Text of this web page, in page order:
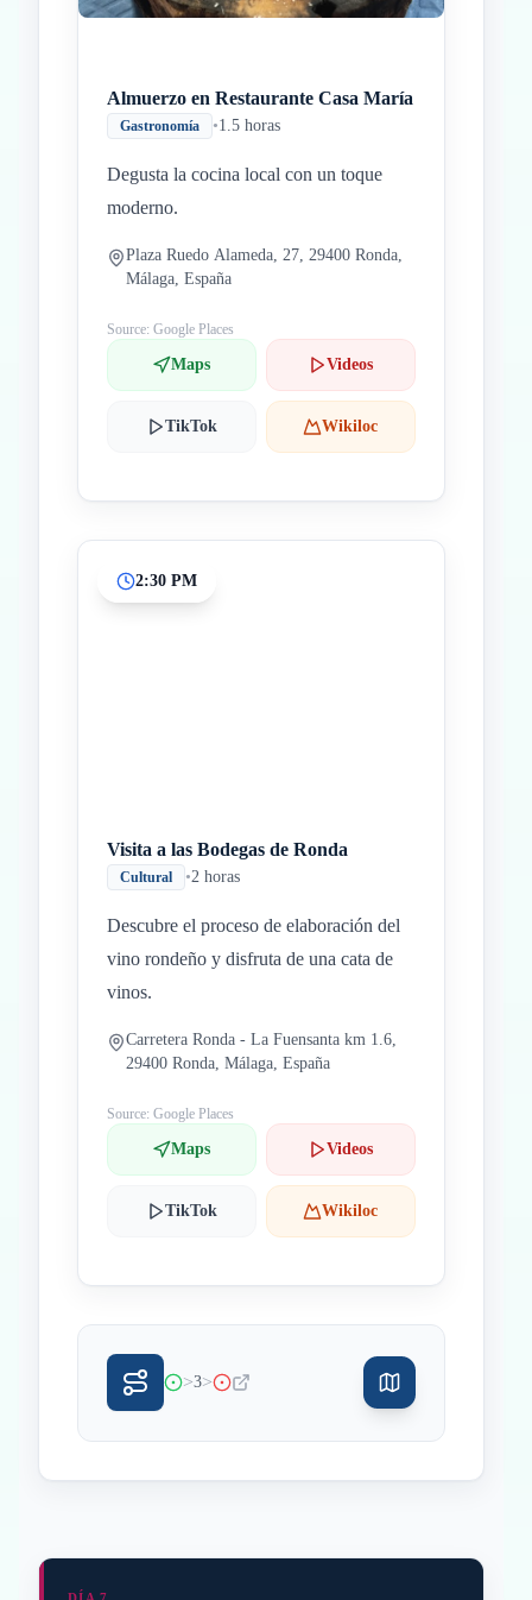
Almuerzo en Restaurante Casa María
Gastronomía •1.5 horas
Degusta la cocina local con un toque
moderno.
Plaza Ruedo Alameda, 27, 29400 Ronda,
Málaga, España
Source: Google Places
Maps Videos
TikTok Wikiloc
2:30 PM
Visita a las Bodegas de Ronda
Cultural •2 horas
Descubre el proceso de elaboración del
vino rondeño y disfruta de una cata de
vinos.
Carretera Ronda - La Fuensanta km 1.6,
29400 Ronda, Málaga, España
Source: Google Places
Maps Videos
TikTok Wikiloc
>3>